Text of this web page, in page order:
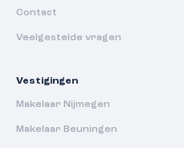
Contact
Veelgestelde vragen
Vestigingen
Makelaar Nijmegen
Makelaar Beuningen